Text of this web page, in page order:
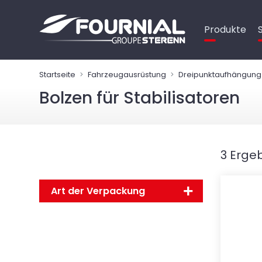
Produkte
Startseite Fahrzeugausrüstung Dreipunktaufhängung
Bolzen für Stabilisatoren
Art der Verpackung
3